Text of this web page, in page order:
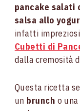
pancake salati
salsa allo
infatti
Cubetti di
dalla cremosità
Questa ricetta
un brunch o una